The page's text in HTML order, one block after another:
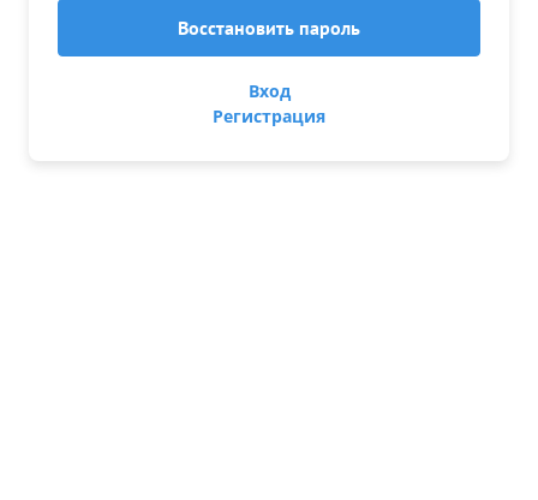
Войти
Восстановить пароль
Вход
Регистрация